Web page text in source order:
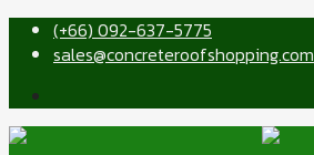
(+66) 092-637-5775
sales@concreteroofshopping.com